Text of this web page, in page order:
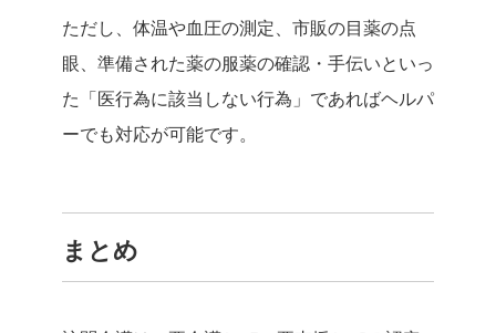
ただし、体温や血圧の測定、市販の目薬の点
眼、準備された薬の服薬の確認・手伝いといっ
た「医行為に該当しない行為」であればヘルパ
ーでも対応が可能です。
まとめ